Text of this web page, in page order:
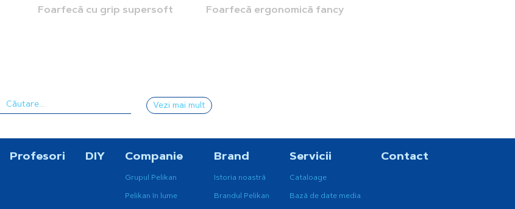
Foarfecă cu grip supersoft Foarfecă ergonomică fancy
Vezi mai mult
Profesori DIY Companie
Grupul Pelikan
Pelikan în lume
Brand
Istoria noastră
Brandul Pelikan
Servicii
Cataloage
Bază de date media
Contact